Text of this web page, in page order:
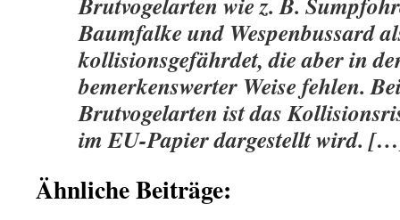
Baumfalke und Wespenbussard
kollisionsgefährdet, die aber in
bemerkenswerter Weise fehlen.
Brutvogelarten ist das
im EU-Papier dargestellt wird.
Ähnliche Beiträge: